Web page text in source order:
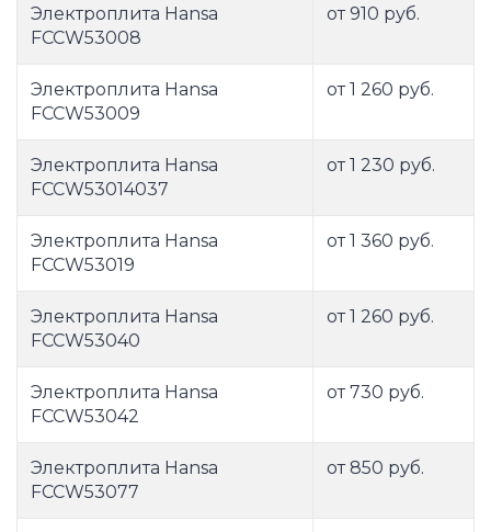
Электроплита Hansa
FCCW53008
от 910 руб.
Электроплита Hansa
FCCW53009
от 1 260 руб.
Электроплита Hansa
FCCW53014037
от 1 230 руб.
Электроплита Hansa
FCCW53019
от 1 360 руб.
Электроплита Hansa
FCCW53040
от 1 260 руб.
Электроплита Hansa
FCCW53042
от 730 руб.
Электроплита Hansa
FCCW53077
от 850 руб.